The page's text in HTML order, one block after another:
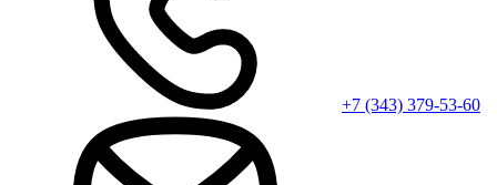
+7 (343) 379-53-60